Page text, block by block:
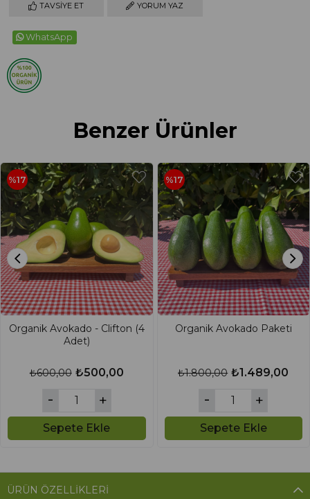
TAVSIYE ET YORUM YAZ
WhatsApp
Benzer Ürünler
Organik Avokado - Clifton (4
Adet)
₺500,00
₺600,00
Sepete Ekle
%17
Organik Avokado Paketi
₺1.489,00
₺1.800,00
Sepete Ekle
%17
ÜRÜN ÖZELLIKLERI